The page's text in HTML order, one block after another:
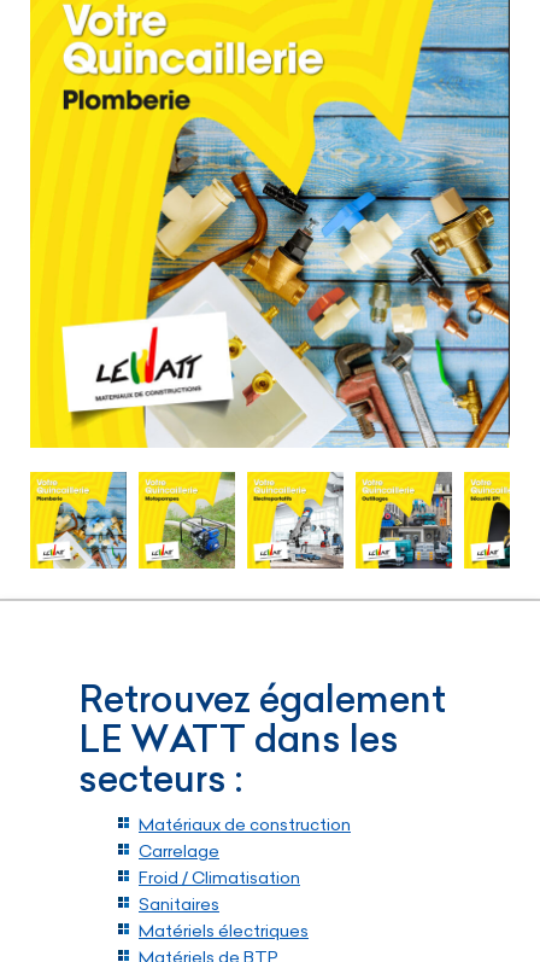
Retrouvez également
LE WATT dans les
secteurs :
Matériaux de construction
Carrelage
Froid / Climatisation
Sanitaires
Matériels électriques
Matériels de BTP